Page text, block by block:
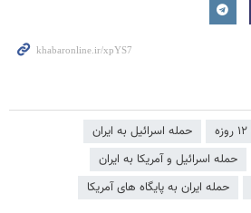
حمله اسرائیل به ایران
حمله اسرائیل و آمریکا به ایران
حمله ایران به پایگاه های آمریکا